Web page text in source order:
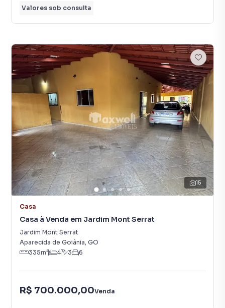
Valores sob consulta
15
Casa
Casa à Venda em Jardim Mont Serrat
Jardim Mont Serrat
Aparecida de Goiânia, GO
335m² 4 3 6
R$ 700.000,00Venda